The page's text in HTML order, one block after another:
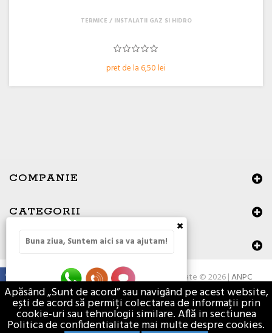
pret de la 6,50 lei
TERMICE INSTALATII GAZ SI HIDRO
COMPANIE
CATEGORII
DATE DE CONTACT
Toate drepturile rezervate © 2026 |ANPC
Apăsând „Sunt de acord” sau navigând pe acest website,
ești de acord să permiți colectarea de informații prin
cookie-uri sau tehnologii similare. Află in sectiunea
Politica de confidentialitate mai multe despre cookies.
×
Buna ziua, Suntem aici sa va ajutam!